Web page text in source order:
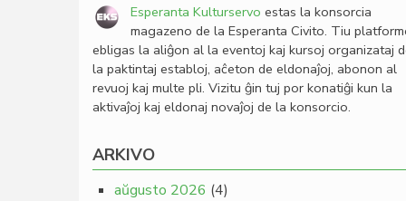
Esperanta Kulturservo estas la konsorcia
magazeno de la Esperanta Civito. Tiu
ebligas la aliĝon al la eventoj kaj kursoj organizataj
la paktintaj establoj, aĉeton de eldonaĵoj, abonon al
revuoj kaj multe pli. Vizitu ĝin tuj por konatiĝi kun la
aktivaĵoj kaj eldonaj novaĵoj de la konsorcio.
ARKIVO
aŭgusto 2026 (4)